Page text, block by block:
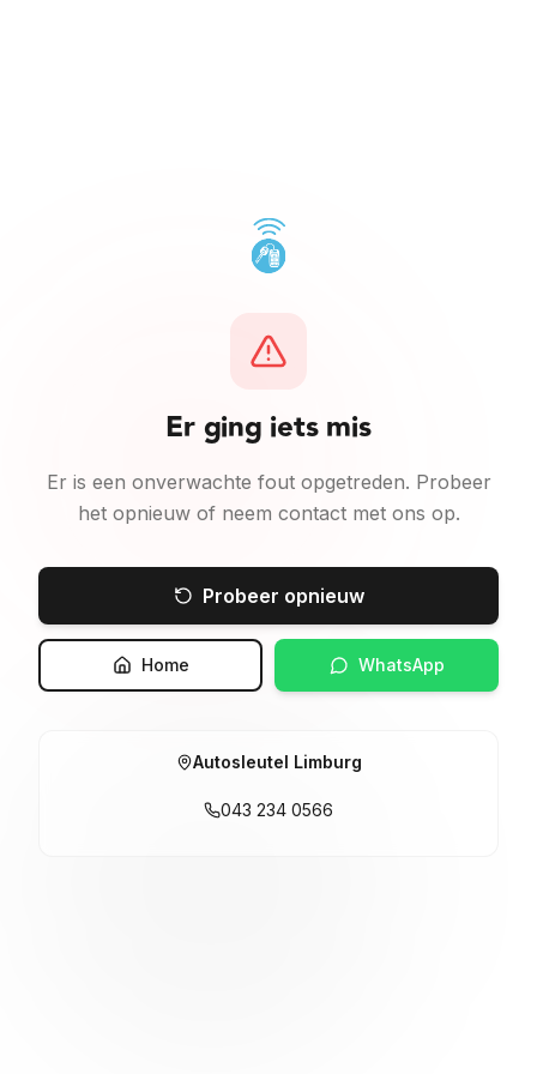
Er ging iets mis
Er is een onverwachte fout opgetreden. Probeer
het opnieuw of neem contact met ons op.
Probeer opnieuw
Home WhatsApp
Autosleutel Limburg
043 234 0566